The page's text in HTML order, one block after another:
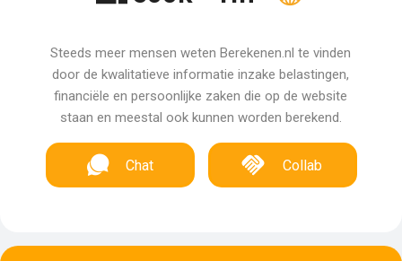
Steeds meer mensen weten Berekenen.nl te vinden
door de kwalitatieve informatie inzake belastingen,
financiële en persoonlijke zaken die op de website
staan en meestal ook kunnen worden berekend.
Chat Collab